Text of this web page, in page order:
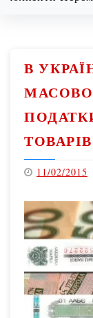
В
ТОВАРІВ
11/02/2015